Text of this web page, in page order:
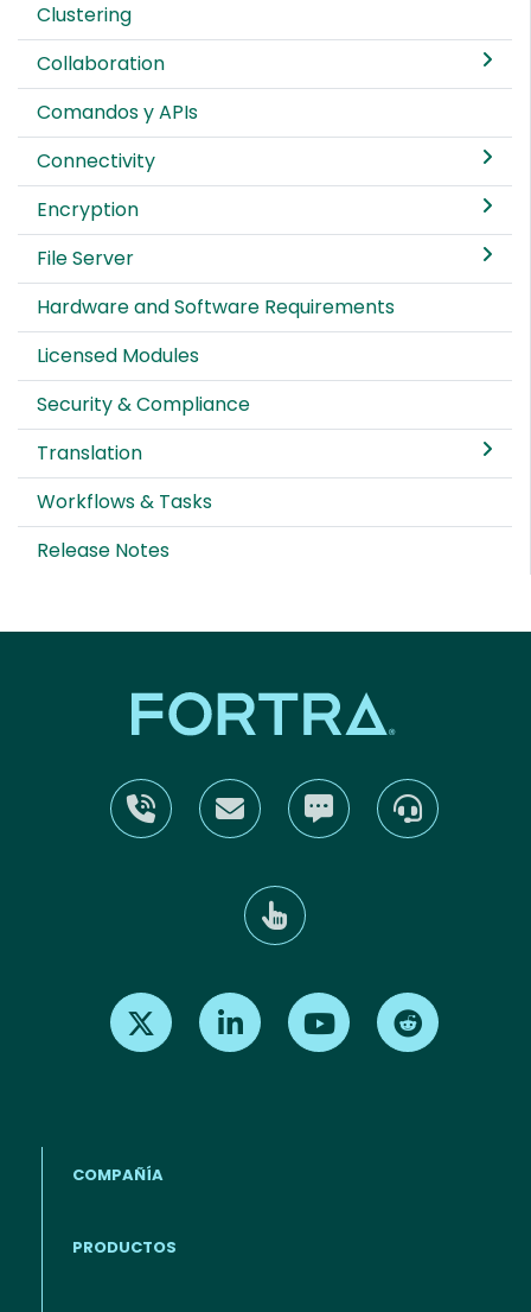
Clustering
Collaboration
Comandos y APIs
Connectivity
Encryption
File Server
Hardware and Software Requirements
Licensed Modules
Security & Compliance
Translation
Workflows & Tasks
Release Notes
Find us on X Find us on LinkedInFind us on Youtube
COMPAÑÍA
PRODUCTOS